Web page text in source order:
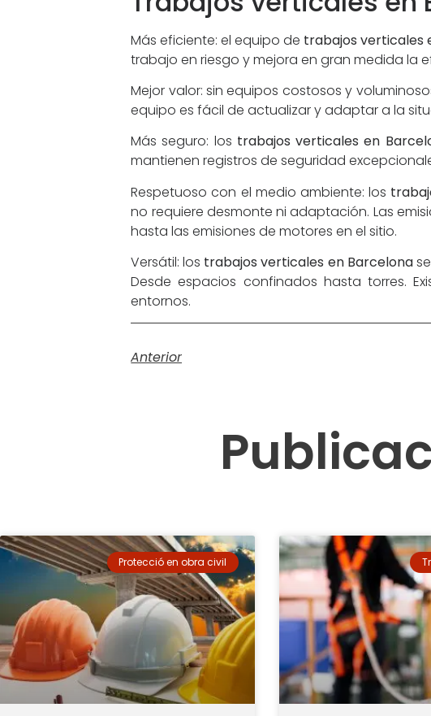
Más eficiente: el equipo de trabajos verticales
trabajo en riesgo y mejora en gran medida la
Mejor valor: sin equipos costosos y
equipo es fácil de actualizar y adaptar a la
Más seguro: los trabajos verticales en
mantienen registros de seguridad
Respetuoso con el medio ambiente: los
no requiere desmonte ni adaptación. Las
hasta las emisiones de motores en el sitio.
Versátil: los trabajos verticales en Barcelona
Desde espacios confinados hasta torres.
entornos.
Anterior
Protecció en obra civil